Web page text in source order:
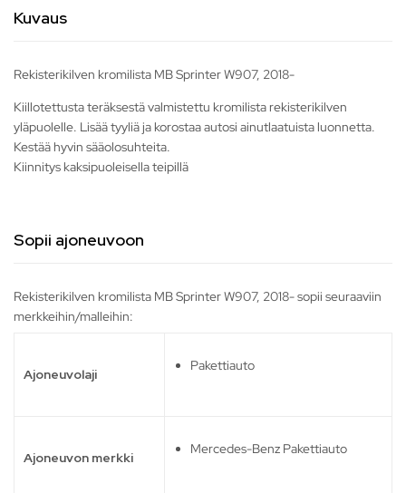
Kuvaus
Rekisterikilven kromilista MB Sprinter W907, 2018-
Kiillotettusta teräksestä valmistettu kromilista rekisterikilven
yläpuolelle. Lisää tyyliä ja korostaa autosi ainutlaatuista luonnetta.
Kestää hyvin sääolosuhteita.
Kiinnitys kaksipuoleisella teipillä
Sopii ajoneuvoon
Rekisterikilven kromilista MB Sprinter W907, 2018- sopii seuraaviin
merkkeihin/malleihin:
Ajoneuvolaji
Pakettiauto
Ajoneuvon merkki
Mercedes-Benz Pakettiauto